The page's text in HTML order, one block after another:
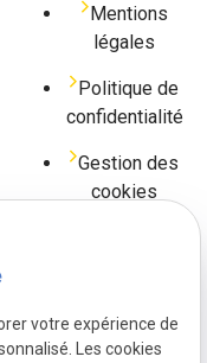
Mentions
légales
Politique de
confidentialité
Gestion des
cookies
votre expérience de
Les cookies